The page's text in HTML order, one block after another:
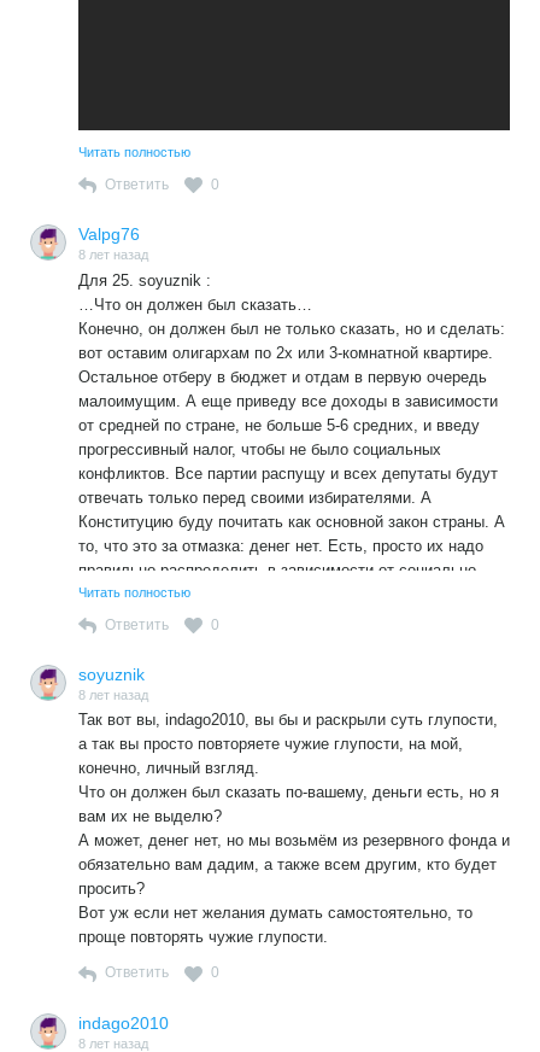
Читать полностью
Ответить 0
Valpg76
8 лет назад
Для 25. soyuznik :
…Что он должен был сказать…
Конечно, он должен был не только сказать, но и сделать:
вот оставим олигархам по 2х или 3-комнатной квартире.
Остальное отберу в бюджет и отдам в первую очередь
малоимущим. А еще приведу все доходы в зависимости
от средней по стране, не больше 5-6 средних, и введу
прогрессивный налог, чтобы не было социальных
конфликтов. Все партии распущу и всех депутаты будут
отвечать только перед своими избирателями. А
Конституцию буду почитать как основной закон страны. А
то, что это за отмазка: денег нет. Есть, просто их надо
правильно распределить в зависимости от социально
полезного вклада в общество.
Читать полностью
Ответить 0
soyuznik
8 лет назад
Так вот вы, indago2010, вы бы и раскрыли суть глупости,
а так вы просто повторяете чужие глупости, на мой,
конечно, личный взгляд.
Что он должен был сказать по-вашему, деньги есть, но я
вам их не выделю?
А может, денег нет, но мы возьмём из резервного фонда и
обязательно вам дадим, а также всем другим, кто будет
просить?
Вот уж если нет желания думать самостоятельно, то
проще повторять чужие глупости.
Ответить 0
indago2010
8 лет назад